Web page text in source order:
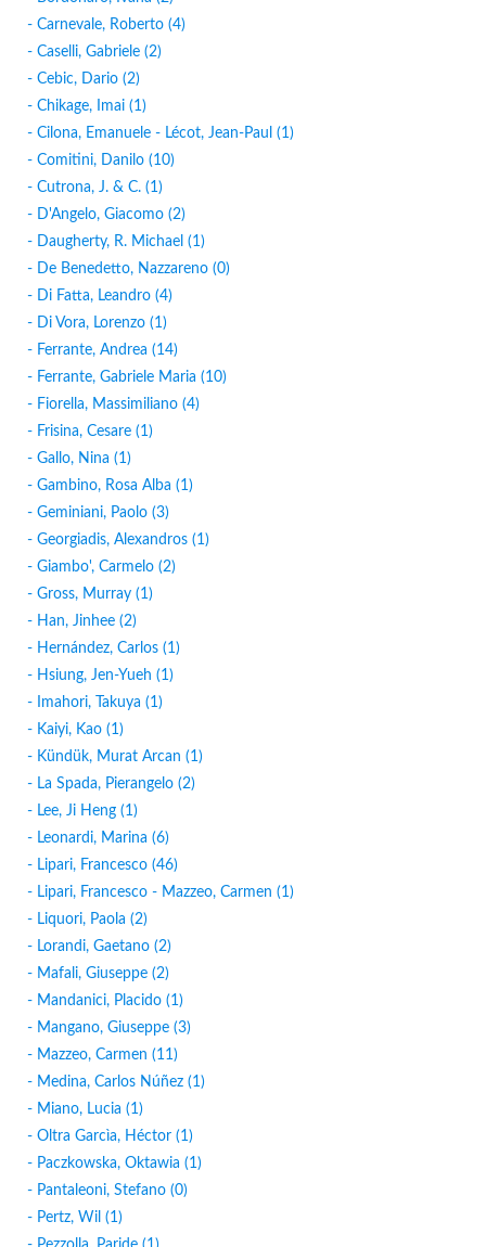
- Carnevale, Roberto (4)
- Caselli, Gabriele (2)
- Cebic, Dario (2)
- Chikage, Imai (1)
- Cilona, Emanuele - Lécot, Jean-Paul (1)
- Comitini, Danilo (10)
- Cutrona, J. & C. (1)
- D'Angelo, Giacomo (2)
- Daugherty, R. Michael (1)
- De Benedetto, Nazzareno (0)
- Di Fatta, Leandro (4)
- Di Vora, Lorenzo (1)
- Ferrante, Andrea (14)
- Ferrante, Gabriele Maria (10)
- Fiorella, Massimiliano (4)
- Frisina, Cesare (1)
- Gallo, Nina (1)
- Gambino, Rosa Alba (1)
- Geminiani, Paolo (3)
- Georgiadis, Alexandros (1)
- Giambo', Carmelo (2)
- Gross, Murray (1)
- Han, Jinhee (2)
- Hernández, Carlos (1)
- Hsiung, Jen-Yueh (1)
- Imahori, Takuya (1)
- Kaiyi, Kao (1)
- Kündük, Murat Arcan (1)
- La Spada, Pierangelo (2)
- Lee, Ji Heng (1)
- Leonardi, Marina (6)
- Lipari, Francesco (46)
- Lipari, Francesco - Mazzeo, Carmen (1)
- Liquori, Paola (2)
- Lorandi, Gaetano (2)
- Mafali, Giuseppe (2)
- Mandanici, Placido (1)
- Mangano, Giuseppe (3)
- Mazzeo, Carmen (11)
- Medina, Carlos Núñez (1)
- Miano, Lucia (1)
- Oltra Garcìa, Héctor (1)
- Paczkowska, Oktawia (1)
- Pantaleoni, Stefano (0)
- Pertz, Wil (1)